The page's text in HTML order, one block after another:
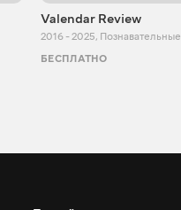
Valendar Review
2016 - 2025, Познавательные
БЕСПЛАТНО